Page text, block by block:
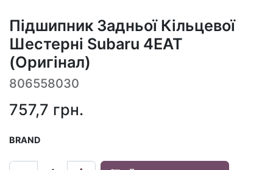
Підшипник Задньої Кільцевої
Шестерні Subaru 4EAT
(Оригінал)
806558030
757,7 грн.
BRAND